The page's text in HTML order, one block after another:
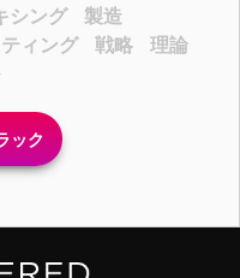
シング
製造
ィング 戦略
理論
ック